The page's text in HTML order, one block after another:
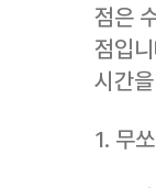
점은
점입
시간
1. 무